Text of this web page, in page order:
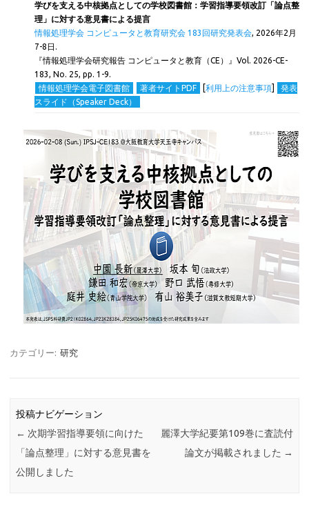
学びを支える中核拠点としての学校図書館：学習指導要領改訂「論点整
理」に対する意見書による提言
情報処理学会 コンピュータと教育研究会 183回研究発表会, 2026年2月
7-8日.
『情報処理学会研究報告 コンピュータと教育（CE）』Vol. 2026-CE-
183, No. 25, pp. 1-9.
情報処理学会電子図書館
著者サイトPDF [利用上の注意事項]
発表
スライド（Speaker Deck）
カテゴリー: 研究
投稿ナビゲーション
← 次期学習指導要領に向けた
「論点整理」に対する意見書を
公開しました
麗澤大学紀要第109巻に査読付
論文が掲載されました →